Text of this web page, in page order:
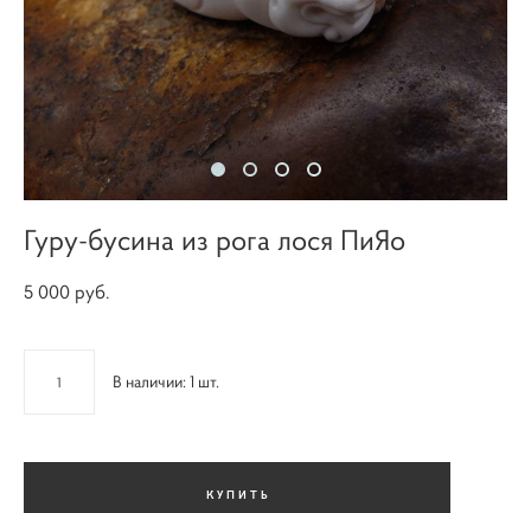
Гуру-бусина из рога лося ПиЯо
5 000 pуб.
В наличии:1 шт.
КУПИТЬ